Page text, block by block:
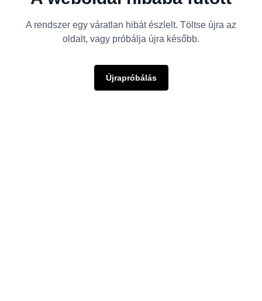
A rendszer egy váratlan hibát észlelt. Töltse újra az
oldalt, vagy próbálja újra később.
Újrapróbálás